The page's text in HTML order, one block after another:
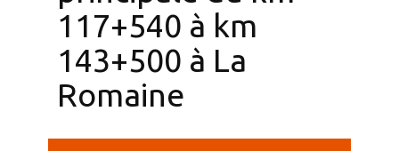
117+540 à km
143+500 à La
Romaine